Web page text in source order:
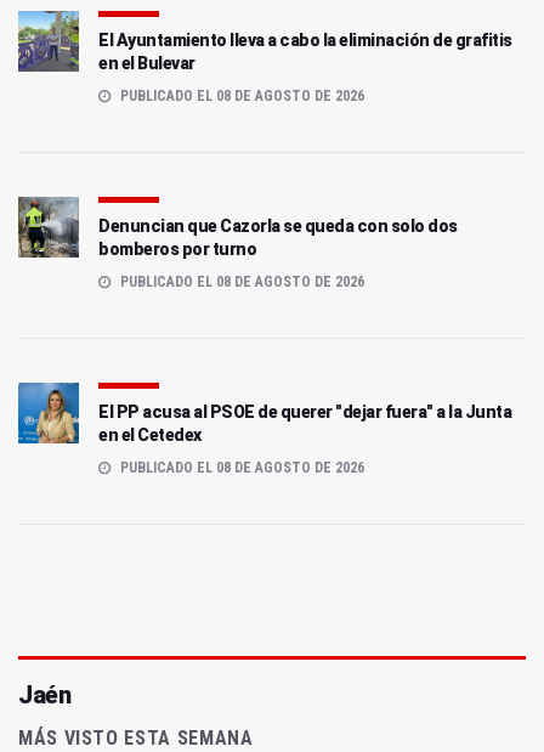
El Ayuntamiento lleva a cabo la eliminación de grafitis
en el Bulevar
PUBLICADO EL 08 DE AGOSTO DE 2026
Denuncian que Cazorla se queda con solo dos
bomberos por turno
PUBLICADO EL 08 DE AGOSTO DE 2026
El PP acusa al PSOE de querer "dejar fuera" a la Junta
en el Cetedex
PUBLICADO EL 08 DE AGOSTO DE 2026
Jaén
MÁS VISTO ESTA SEMANA